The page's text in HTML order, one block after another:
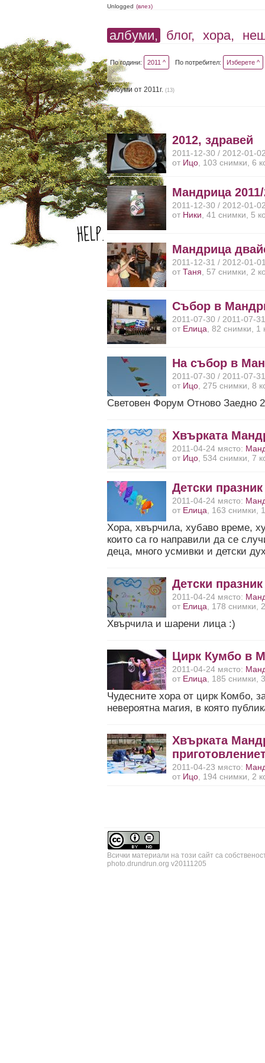
Unlogged (влез)
албуми, блог, хора,
По години: 2011 ^ По потребител: Изберете ^
Албуми от 2011г. (13)
2012, здравей
2011-12-30 / 2012-01-
от Ицо , 103 снимки, 6
Мандрица
2011-12-30 / 2012-01-
от Ники , 41 снимки, 5
Мандрица
2011-12-31 / 2012-01-
отТаня , 57 снимки, 2
Събор в
2011-07-30 / 2011-07-
от Елица , 82 снимки,
На събор в
2011-07-30 / 2011-07-
от Ицо , 275 снимки, 8
Световен Форум Отново Заедно
Хвърката
2011-04-24 място:
от Ицо , 534 снимки, 7
Детски
2011-04-24 място:
от Елица , 163 снимки,
Хора, хвърчила, хубаво време,
които са го направили да се
деца, много усмивки и детски
Детски
2011-04-24 място:
от Елица , 178 снимки,
Хвърчила и шарени лица :)
Цирк Кумбо в
2011-04-24 място:
от Елица , 185 снимки,
Чудесните хора от цирк Комбо,
невероятна магия, в която
Хвърката
2011-04-23 място:
от Ицо , 194 снимки, 2
Всички материали на този сайт са
photo.drundrun.org v20111205